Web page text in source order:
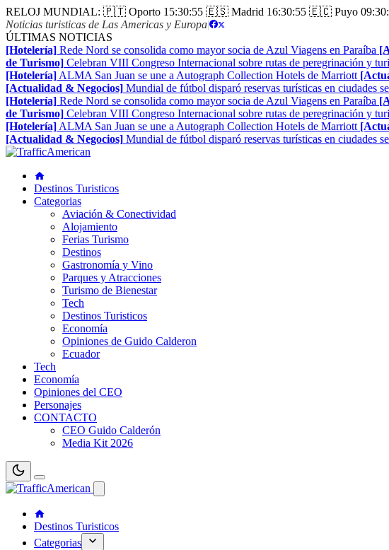
RELOJ MUNDIAL: 🇵🇹 Oporto 15:30:56 🇪🇸 Madrid 16:30:56 🇪🇨 Puyo
Noticias turisticas de Las Americas y Europa|
ÚLTIMAS NOTICIAS
[Hotelería] Rede Nord se consolida como mayor socia de Azul Viagens en Paraíba
de Turismo] Celebran VIII Congreso Internacional sobre rutas de peregrinación y
[Hotelería] ALMA San Juan se une a Autograph Collection Hotels de Marriott
[Actualidad & Negocios] Mundial de fútbol disparó reservas turísticas en ciudades
[Hotelería] Rede Nord se consolida como mayor socia de Azul Viagens en Paraíba
de Turismo] Celebran VIII Congreso Internacional sobre rutas de peregrinación y
[Hotelería] ALMA San Juan se une a Autograph Collection Hotels de Marriott
[Actualidad & Negocios] Mundial de fútbol disparó reservas turísticas en ciudades
Destinos Turisticos
Categorias
Aviación & Conectividad
Alojamiento
Ferias Turismo
Destinos
Gastronomía y Vino
Parques y Atracciones
Turismo de Bienestar
Tech
Destinos Turisticos
Economía
Opiniones de Guido Calderon
Ecuador
Tech
Economía
Opiniones del CEO
Personajes
CONTACTO
CEO Guido Calderón
Media Kit 2026
Destinos Turisticos
Categorias